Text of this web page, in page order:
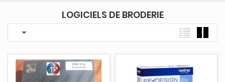
LOGICIELS DE BRODERIE
